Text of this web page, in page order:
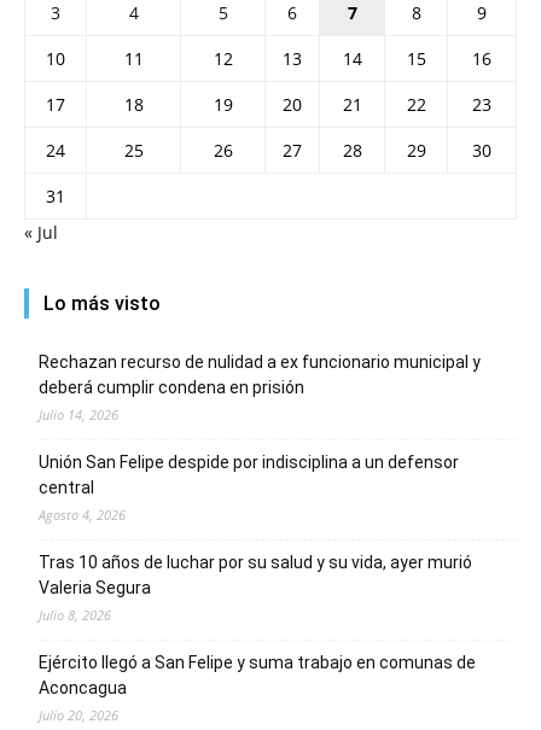
3
4 5 6 7 8
9
10
11 12 13 14 15
16
17
18 19 20 21 22
23
24
25 26 27 28 29
30
31
« Jul
Lo más visto
Rechazan recurso de nulidad a ex funcionario municipal y
deberá cumplir condena en prisión
Julio 14, 2026
Unión San Felipe despide por indisciplina a un defensor
central
Agosto 4, 2026
Tras 10 años de luchar por su salud y su vida, ayer murió
Valeria Segura
Julio 8, 2026
Ejército llegó a San Felipe y suma trabajo en comunas de
Aconcagua
Julio 20, 2026